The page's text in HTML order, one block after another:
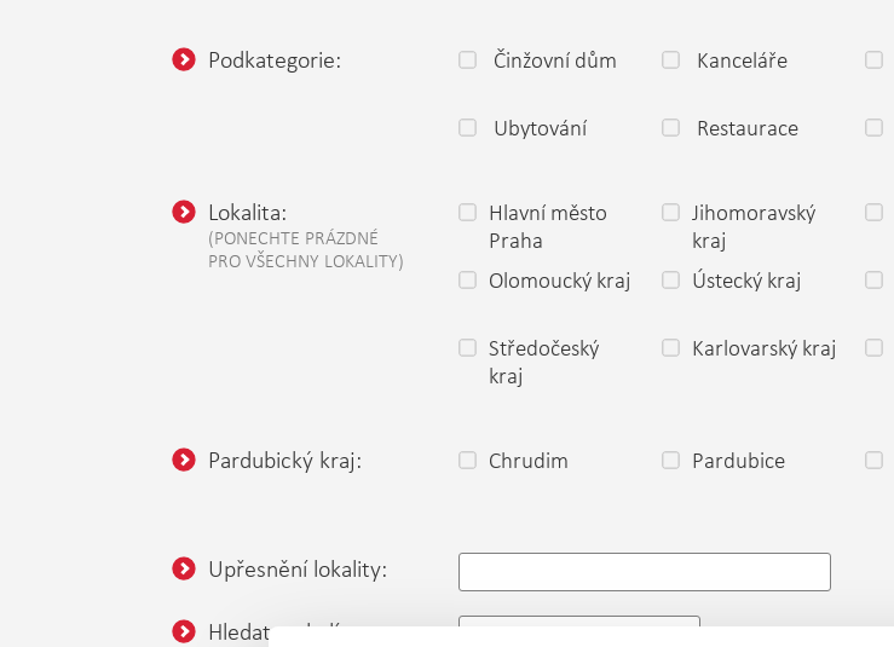
Podkategorie: Činžovní dům Kanceláře
Ubytování
Restaurace
Lokalita:
(PONECHTE PRÁZDNÉ
PRO VŠECHNY LOKALITY)
Hlavní město
Praha
Jihomoravský
kraj
Olomoucký kraj Ústecký kraj
Středočeský
kraj
Karlovarský kraj
Pardubický kraj: Chrudim Pardubice
Upřesnění lokality:
Hledat v okolí: